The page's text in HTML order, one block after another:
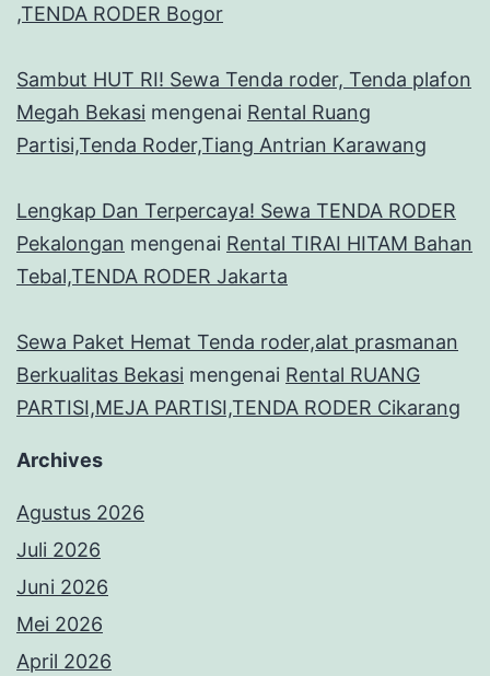
,TENDA RODER Bogor
Sambut HUT RI! Sewa Tenda roder, Tenda plafon
Megah Bekasi mengenai Rental Ruang
Partisi,Tenda Roder,Tiang Antrian Karawang
Lengkap Dan Terpercaya! Sewa TENDA RODER
Pekalongan mengenai Rental TIRAI HITAM Bahan
Tebal,TENDA RODER Jakarta
Sewa Paket Hemat Tenda roder,alat prasmanan
Berkualitas Bekasi mengenai Rental RUANG
PARTISI,MEJA PARTISI,TENDA RODER Cikarang
Archives
Agustus 2026
Juli 2026
Juni 2026
Mei 2026
April 2026